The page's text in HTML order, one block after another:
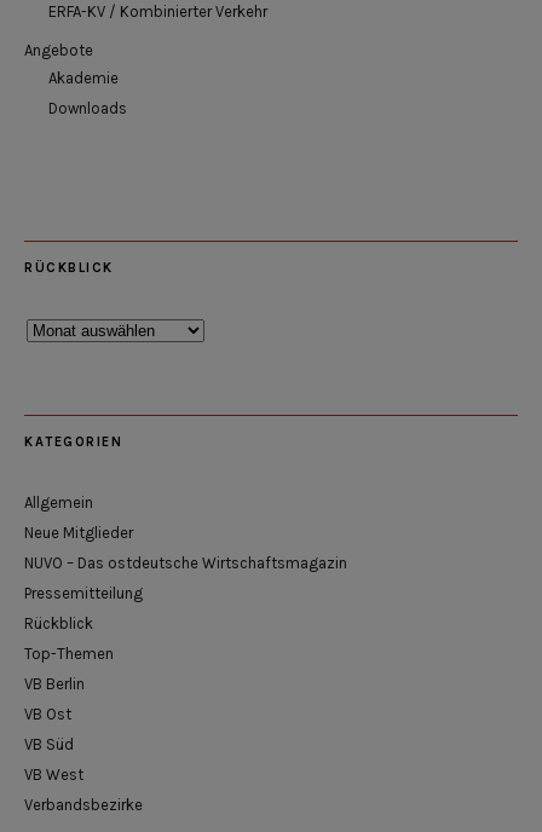
ERFA-KV / Kombinierter Verkehr
Angebote
Akademie
Downloads
RÜCKBLICK
Rückblick
KATEGORIEN
Allgemein
Neue Mitglieder
NUVO – Das ostdeutsche Wirtschaftsmagazin
Pressemitteilung
Rückblick
Top-Themen
VB Berlin
VB Ost
VB Süd
VB West
Verbandsbezirke